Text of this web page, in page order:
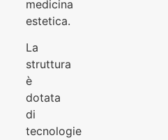
medicina
estetica.
La
struttura
è
dotata
di
tecnologie